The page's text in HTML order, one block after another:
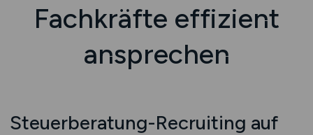
Fachkräfte effizient
ansprechen
Steuerberatung-Recruiting auf